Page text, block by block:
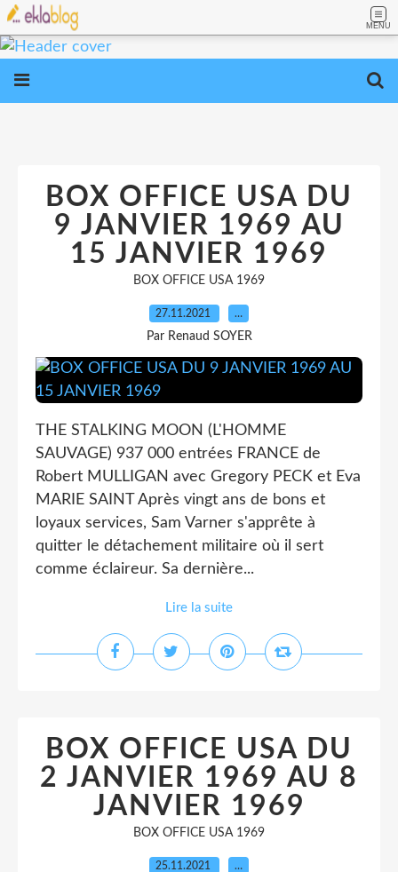
MENU
BOX OFFICE USA DU
9 JANVIER 1969 AU
15 JANVIER 1969
BOX OFFICE USA 1969
27.11.2021 …
Par Renaud SOYER
THE STALKING MOON (L'HOMME
SAUVAGE) 937 000 entrées FRANCE de
Robert MULLIGAN avec Gregory PECK et Eva
MARIE SAINT Après vingt ans de bons et
loyaux services, Sam Varner s'apprête à
quitter le détachement militaire où il sert
comme éclaireur. Sa dernière...
Lire la suite
BOX OFFICE USA DU
2 JANVIER 1969 AU 8
JANVIER 1969
BOX OFFICE USA 1969
25.11.2021 …